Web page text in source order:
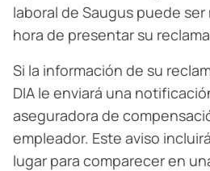
laboral de Saugus puede
hora de presentar su
Si la información de su
DIA le enviará una
aseguradora de
empleador. Este aviso
lugar para comparecer en